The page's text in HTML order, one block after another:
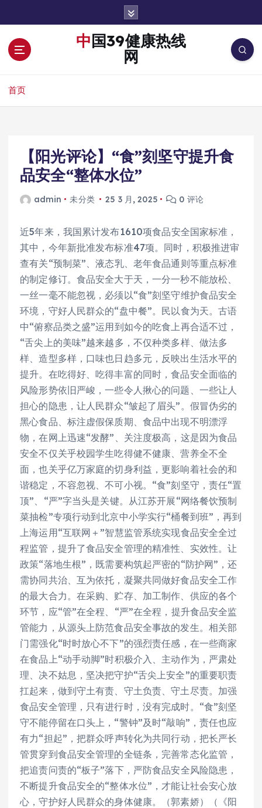
中国39健康热线
网
首页
【阳光评论】“食”刻坚守提升食
品安全“整体水位”
admin 未分类 25 3 月, 2025 0 评论
近5年来，我国累计发布1610项食品安全国家标准，
其中，今年新批准发布标准47项。同时，积极推进审
查有关“预制菜”、液态乳、老年食品通则等重点标准
的制定修订。食品安全大于天，一分一秒不能放松、
一丝一毫不能忽视，必须以“食”刻坚守维护食品安全
环境，守好人民群众的“盘中餐”。民以食为天。古语
中“俯察品类之盛”运用到如今的吃食上再合适不过，
“舌尖上的美味”越来越多，不仅种类多样、做法多
样、造型多样，口味也日趋多元，反映出生活水平的
提升。在吃得好、吃得丰富的同时，食品安全面临的
风险形势依旧严峻，一些令人揪心的问题、一些让人
担心的隐患，让人民群众“皱起了眉头”。假冒伪劣的
黑心食品、标注虚假保质期、食品中出现不明漂浮
物，在网上迅速“发酵”、关注度极高，这是因为食品
安全不仅关乎校园学生吃得健不健康、营养全不全
面，也关乎亿万家庭的切身利益，更影响着社会的和
谐稳定，不容忽视、不可小视。“食”刻坚守，责任“置
顶”、“严”字当头是关键。从江苏开展“网络餐饮预制
菜抽检”专项行动到北京中小学实行“桶餐到班”，再到
上海运用“互联网＋”智慧监管系统实现食品安全全过
程监管，提升了食品安全管理的精准性、实效性。让
政策“落地生根”，既需要构筑起严密的“防护网”，还
需协同共治、互为依托，凝聚共同做好食品安全工作
的最大合力。在采购、贮存、加工制作、供应的各个
环节，应“管”在全程、“严”在全程，提升食品安全监
管能力，从源头上防范食品安全事故的发生。相关部
门需强化“时时放心不下”的强烈责任感，在一些商家
在食品上“动手动脚”时积极介入、主动作为，严肃处
理、决不姑息，坚决把守护“舌尖上安全”的重要职责
扛起来，做到守土有责、守土负责、守土尽责。加强
食品安全管理，只有进行时，没有完成时。“食”刻坚
守不能停留在口头上，“警钟”及时“敲响”，责任也应
有力“担起”，把群众呼声转化为共同行动，把长严长
管贯穿到食品安全管理的全链条，完善常态化监管，
把追责问责的“板子”落下，严防食品安全风险隐患，
不断提升食品安全的“整体水位”，才能让社会安心放
心，守护好人民群众的身体健康。（郭素娇）（《阳